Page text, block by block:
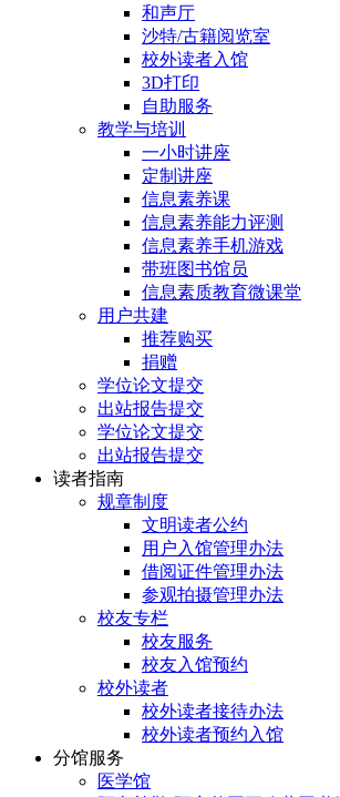
和声厅
沙特/古籍阅览室
校外读者入馆
3D打印
自助服务
教学与培训
一小时讲座
定制讲座
信息素养课
信息素养能力评测
信息素养手机游戏
带班图书馆员
信息素质教育微课堂
用户共建
推荐购买
捐赠
学位论文提交
出站报告提交
学位论文提交
出站报告提交
读者指南
规章制度
文明读者公约
用户入馆管理办法
借阅证件管理办法
参观拍摄管理办法
校友专栏
校友服务
校友入馆预约
校外读者
校外读者接待办法
校外读者预约入馆
分馆服务
医学馆